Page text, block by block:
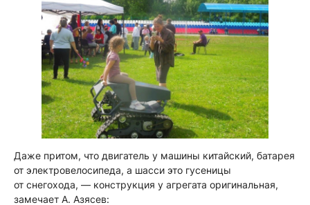
Даже притом, что двигатель у машины китайский, батарея
от электровелосипеда, а шасси это гусеницы
от снегохода, — конструкция у агрегата оригинальная,
замечает А. Азясев: